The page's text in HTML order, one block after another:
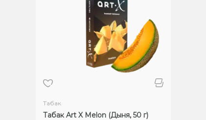
Табак
Табак Art X Melon (Дыня, 50 г)